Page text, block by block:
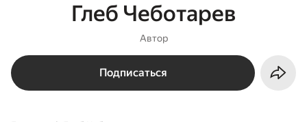
Глеб Чеботарев
Автор
Подписаться